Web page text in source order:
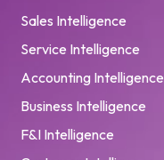
Sales Intelligence
Service Intelligence
Accounting Intelligence
Business Intelligence
F&I Intelligence